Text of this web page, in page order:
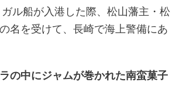
ル船が入港した際、松山藩主・松
名を受けて、長崎で海上警備にあ
の中にジャムが巻かれた南蛮菓子